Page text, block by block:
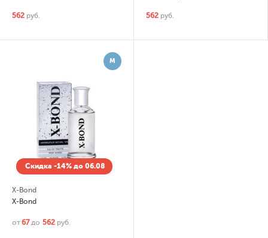
562 руб. 562 руб.
М
Скидка -14% до 06.08
X-Bond
X-Bond
от67 до 562 руб.